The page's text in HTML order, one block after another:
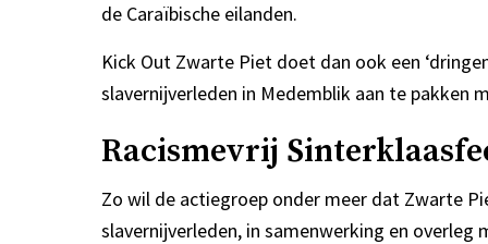
de Caraïbische eilanden.
Kick Out Zwarte Piet doet dan ook een
slavernijverleden in Medemblik aan te pakken
Racismevrij
Zo wil de actiegroep onder meer dat Zwarte
slavernijverleden, in samenwerking en overleg